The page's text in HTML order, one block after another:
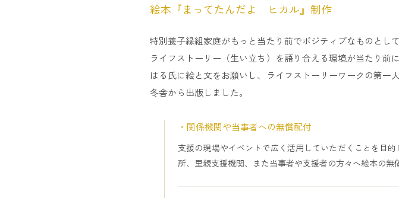
絵本『まってたんだよ ヒカル』制作
特別養子縁組家庭がもっと当たり前でポジティブなものとし
ライフストーリー（生い立ち）を語り合える環境が当たり前
はる氏に絵と文をお願いし、ライフストーリーワークの第一
冬舎から出版しました。
・関係機関や当事者への無償配付
支援の現場やイベントで広く活用していただくことを目
所、里親支援機関、また当事者や支援者の方々へ絵本の無